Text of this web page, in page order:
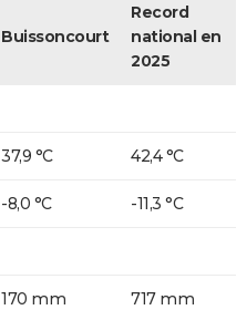
Buissoncourt
Record
national en
2025
37,9 °C 42,4 °C
-8,0 °C -11,3 °C
170 mm 717 mm